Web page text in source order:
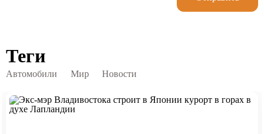
Теги
Автомобили Мир Новости